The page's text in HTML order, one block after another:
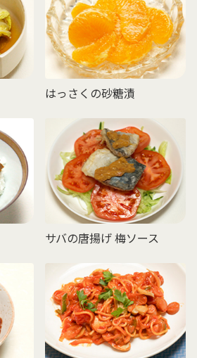
はっさくの砂糖漬
サバの唐揚げ 梅ソース